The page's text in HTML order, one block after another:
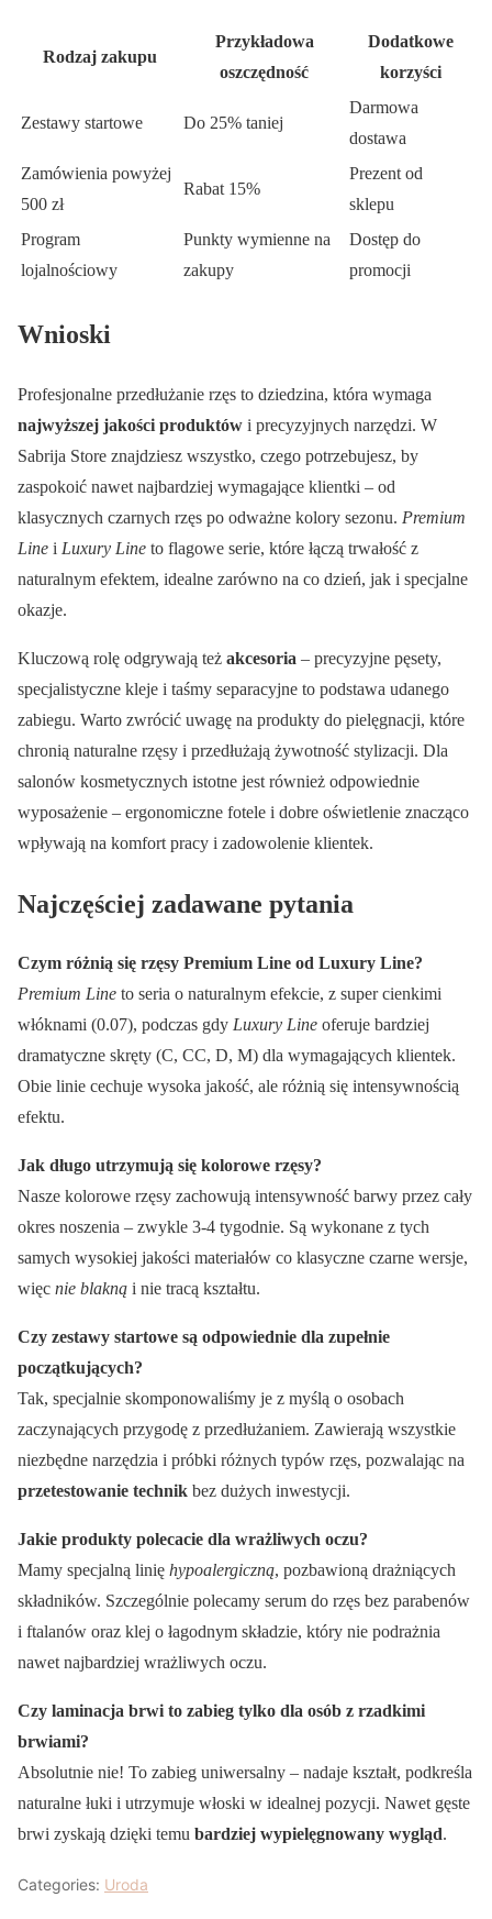
Rodzaj zakupu
Przykładowa
oszczędność
Dodatkowe
korzyści
Zestawy startowe Do 25% taniej
Darmowa
dostawa
Zamówienia powyżej
500 zł
Rabat 15%
Prezent od
sklepu
Program
lojalnościowy
Punkty wymienne na
zakupy
Dostęp do
promocji
Wnioski
Profesjonalne przedłużanie rzęs to dziedzina, która wymaga
najwyższej jakości produktów i precyzyjnych narzędzi. W
Sabrija Store znajdziesz wszystko, czego potrzebujesz, by
zaspokoić nawet najbardziej wymagające klientki – od
klasycznych czarnych rzęs po odważne kolory sezonu. Premium
Line i Luxury Line to flagowe serie, które łączą trwałość z
naturalnym efektem, idealne zarówno na co dzień, jak i specjalne
okazje.
Kluczową rolę odgrywają też akcesoria – precyzyjne pęsety,
specjalistyczne kleje i taśmy separacyjne to podstawa udanego
zabiegu. Warto zwrócić uwagę na produkty do pielęgnacji, które
chronią naturalne rzęsy i przedłużają żywotność stylizacji. Dla
salonów kosmetycznych istotne jest również odpowiednie
wyposażenie – ergonomiczne fotele i dobre oświetlenie znacząco
wpływają na komfort pracy i zadowolenie klientek.
Najczęściej zadawane pytania
Czym różnią się rzęsy Premium Line od Luxury Line?
Premium Line to seria o naturalnym efekcie, z super cienkimi
włóknami (0.07), podczas gdy Luxury Line oferuje bardziej
dramatyczne skręty (C, CC, D, M) dla wymagających klientek.
Obie linie cechuje wysoka jakość, ale różnią się intensywnością
efektu.
Jak długo utrzymują się kolorowe rzęsy?
Nasze kolorowe rzęsy zachowują intensywność barwy przez cały
okres noszenia – zwykle 3-4 tygodnie. Są wykonane z tych
samych wysokiej jakości materiałów co klasyczne czarne wersje,
więc nie blakną i nie tracą kształtu.
Czy zestawy startowe są odpowiednie dla zupełnie
początkujących?
Tak, specjalnie skomponowaliśmy je z myślą o osobach
zaczynających przygodę z przedłużaniem. Zawierają wszystkie
niezbędne narzędzia i próbki różnych typów rzęs, pozwalając na
przetestowanie technik bez dużych inwestycji.
Jakie produkty polecacie dla wrażliwych oczu?
Mamy specjalną linię hypoalergiczną, pozbawioną drażniących
składników. Szczególnie polecamy serum do rzęs bez parabenów
i ftalanów oraz klej o łagodnym składzie, który nie podrażnia
nawet najbardziej wrażliwych oczu.
Czy laminacja brwi to zabieg tylko dla osób z rzadkimi
brwiami?
Absolutnie nie! To zabieg uniwersalny – nadaje kształt, podkreśla
naturalne łuki i utrzymuje włoski w idealnej pozycji. Nawet gęste
brwi zyskają dzięki temu bardziej wypielęgnowany wygląd.
Categories: Uroda